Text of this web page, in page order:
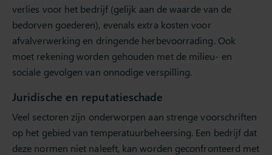
verlies voor het bedrijf (gelijk aan de waarde van de
bedorven goederen), evenals extra kosten voor
afvalverwerking en dringende herbevoorrading. Ook
moet rekening worden gehouden met de milieu- en
sociale gevolgen van onnodige verspilling.
Juridische en reputatieschade
Veel sectoren zijn onderworpen aan strenge voorschriften
op het gebied van temperatuurbeheersing. Een bedrijf dat
deze normen niet naleeft, kan worden geconfronteerd met